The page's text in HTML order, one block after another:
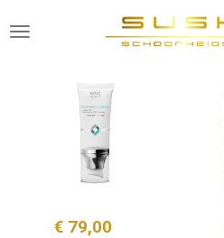
direct
hoofdinhoud
€ 79,00